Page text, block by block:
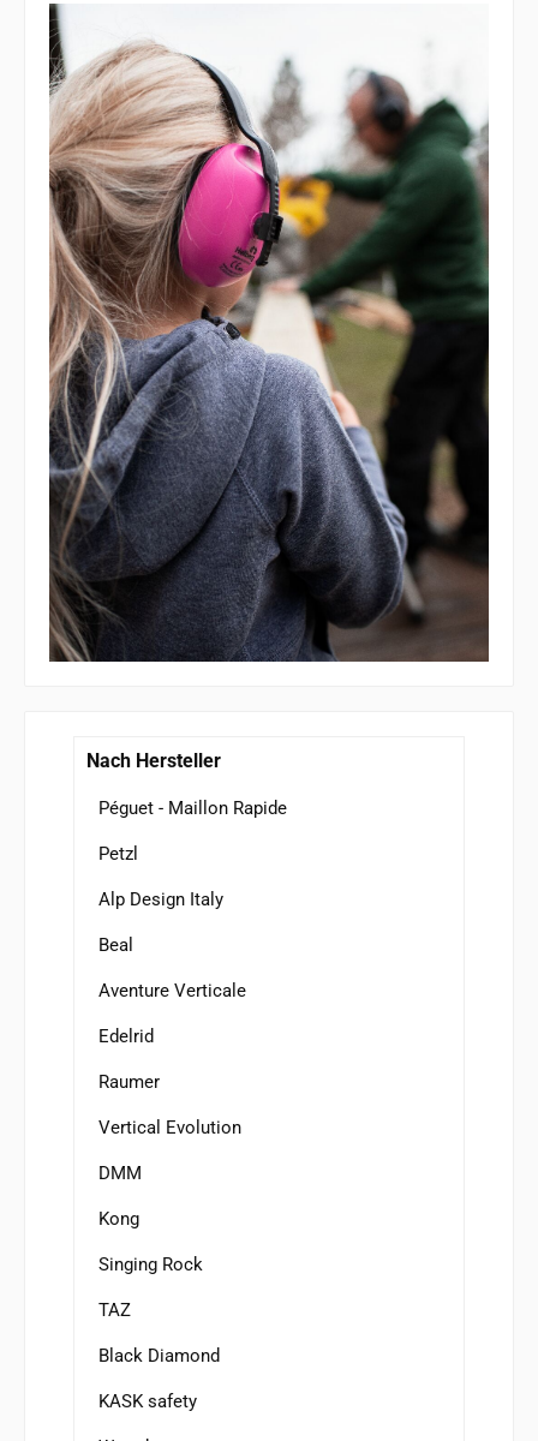
Nach Hersteller
Péguet - Maillon Rapide
Petzl
Alp Design Italy
Beal
Aventure Verticale
Edelrid
Raumer
Vertical Evolution
DMM
Kong
Singing Rock
TAZ
Black Diamond
KASK safety